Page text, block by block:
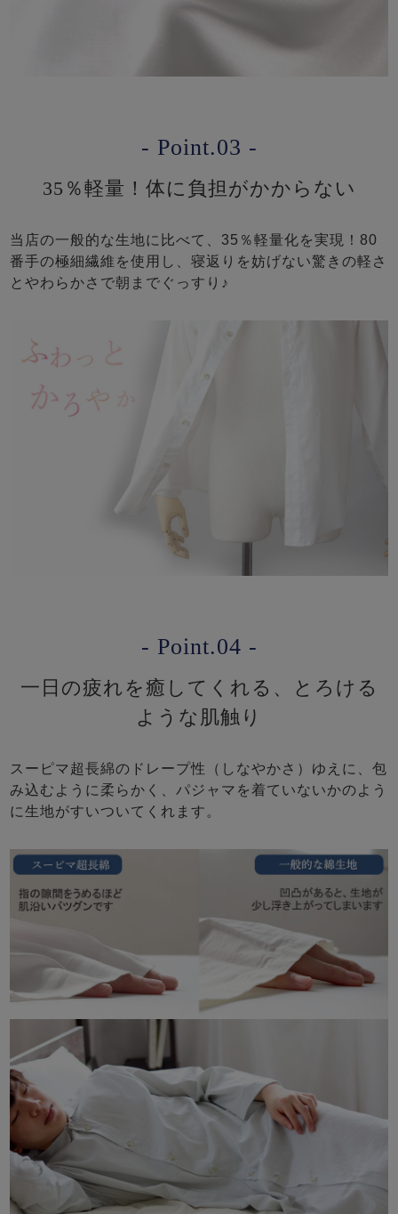
- Point.03 -
35％軽量！体に負担がかからない
当店の一般的な生地に比べて、35％軽量化を実現！80
番手の極細繊維を使用し、寝返りを妨げない驚きの軽さ
とやわらかさで朝までぐっすり♪
- Point.04 -
一日の疲れを癒してくれる、とろける
ような肌触り
スーピマ超長綿のドレープ性（しなやかさ）ゆえに、包
み込むように柔らかく、パジャマを着ていないかのよう
に生地がすいついてくれます。